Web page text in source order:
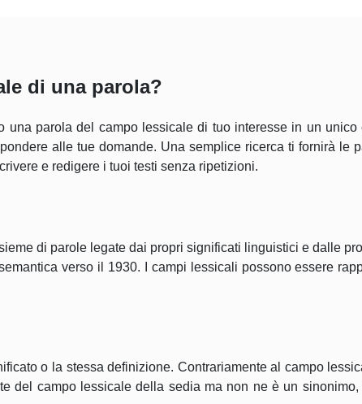
di una parola?
una parola del campo lessicale di tuo interesse in un
alle tue domande. Una semplice ricerca ti fornirà le
e redigere i tuoi testi senza ripetizioni.
di parole legate dai propri significati linguistici e dalle
verso il 1930. I campi lessicali possono essere
o la stessa definizione. Contrariamente al campo
del campo lessicale della sedia ma non ne è un